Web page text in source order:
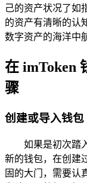
己的资产状况了如
的资产有清晰的认
数字资产的海洋中
在 imToken
骤
创建或导入钱包
如果是初次踏
新的钱包，在创建
固的大门，需要认